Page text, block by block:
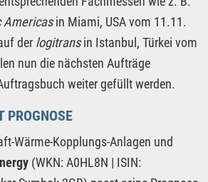
Americasin Miami, USA vom 11.11.
der logitransin Istanbul, Türkei vom
nun die nächsten Aufträge
weiter gefüllt werden.
PROGNOSE
Wärme-Kopplungs-Anlagen und
(WKN: A0HL8N | ISIN: